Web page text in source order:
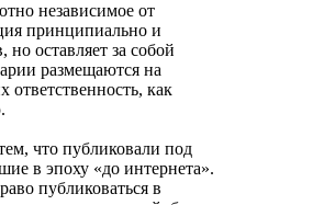
независимое от
принципиально и
оставляет за собой
размещаются на
ответственность, как
что публиковали под
в эпоху «до интернета».
публиковаться в